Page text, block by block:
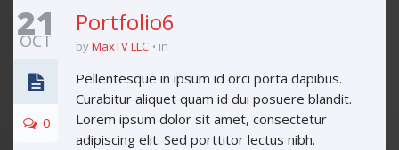
21
OCT
0
Portfolio6
byMaxTV LLC in
Pellentesque in ipsum id orci porta dapibus.
Curabitur aliquet quam id dui posuere blandit.
Lorem ipsum dolor sit amet, consectetur
adipiscing elit. Sed porttitor lectus nibh.